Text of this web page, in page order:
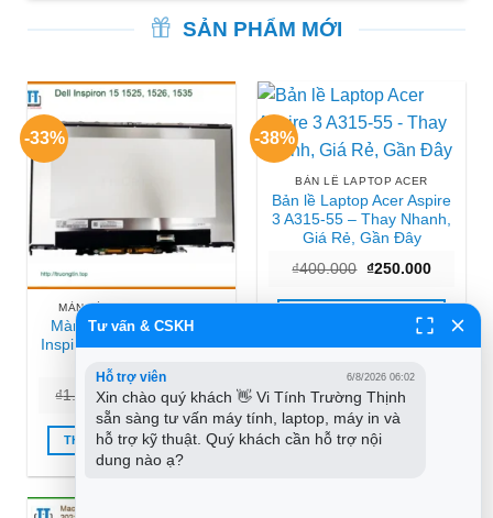
SẢN PHẨM MỚI
-33%
MÀN HÌNH LAPTOP DELL
Màn hình Laptop DELL
Inspiron 15 – Thay Nhanh
₫1.200.000 Giá
gốc
là:
₫1.200.000.
₫800.000Giá
hiện
tại
là:
₫800.000.
THÊM VÀO GIỎ HÀNG
-38%
BẢN LỀ LAPTOP ACER
Bản lề Laptop Acer Aspire
3 A315-55 – Thay Nhanh,
Giá Rẻ, Gần Đây
₫400.000 Giá
là:
₫250.000Giá
tại
Tư vấn & CSKH
Hỗ trợ viên 6/8/2026 06:02
Xin chào quý khách 👋 Vi Tính Trường Thịnh
sẵn sàng tư vấn máy tính, laptop, máy in và
hỗ trợ kỹ thuật. Quý khách cần hỗ trợ nội
dung nào ạ?